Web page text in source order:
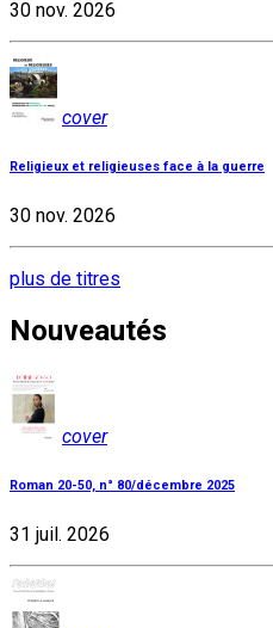
30 nov. 2026
cover
Religieux et religieuses face à la guerre
30 nov. 2026
plus de titres
Nouveautés
cover
Roman 20-50, n° 80/décembre 2025
31 juil. 2026